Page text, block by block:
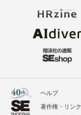
ヘルプ
著作権・リンク